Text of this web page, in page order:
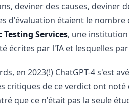
deviner des causes, deviner
étaient le
Testing Services, une
écrites par l'IA et lesquelles
en 2023(!) ChatGPT-4 s'est
critiques de ce verdict ont
que ce n'était pas la seule